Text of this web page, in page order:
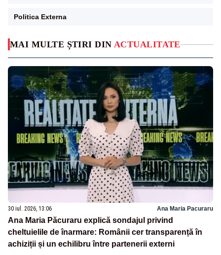
MAI MULTE ȘTIRI DIN ACTUALITATE
30 iul. 2026, 13:06 Ana Maria Pacuraru
Ana Maria Păcuraru explică sondajul privind
cheltuielile de înarmare: Românii cer transparență în
achiziții și un echilibru între partenerii externi
Politica Externa